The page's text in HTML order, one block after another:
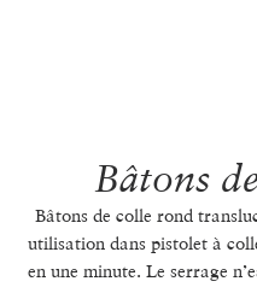
Bâtons
Bâtons de colle rond
utilisation dans pistolet à
en une minute. Le serrage